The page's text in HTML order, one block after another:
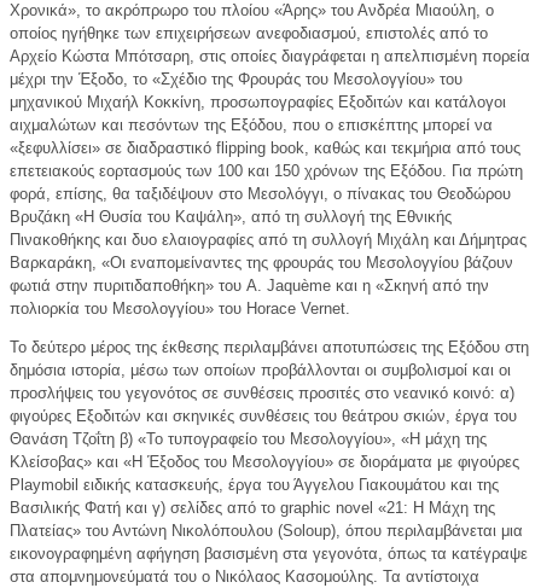
Χρονικά», το ακρόπρωρο του πλοίου «Άρης» του Ανδρέα Μιαούλη, ο
οποίος ηγήθηκε των επιχειρήσεων ανεφοδιασμού, επιστολές από το
Αρχείο Κώστα Μπότσαρη, στις οποίες διαγράφεται η απελπισμένη πορεία
μέχρι την Έξοδο, το «Σχέδιο της Φρουράς του Μεσολογγίου» του
μηχανικού Μιχαήλ Κοκκίνη, προσωπογραφίες Εξοδιτών και κατάλογοι
αιχμαλώτων και πεσόντων της Εξόδου, που ο επισκέπτης μπορεί να
«ξεφυλλίσει» σε διαδραστικό flipping book, καθώς και τεκμήρια από τους
επετειακούς εορτασμούς των 100 και 150 χρόνων της Εξόδου. Για πρώτη
φορά, επίσης, θα ταξιδέψουν στο Μεσολόγγι, ο πίνακας του Θεοδώρου
Βρυζάκη «Η Θυσία του Καψάλη», από τη συλλογή της Εθνικής
Πινακοθήκης και δυο ελαιογραφίες από τη συλλογή Μιχάλη και Δήμητρας
Βαρκαράκη, «Οι εναπομείναντες της φρουράς του Μεσολογγίου βάζουν
φωτιά στην πυριτιδαποθήκη» του A. Jaquème και η «Σκηνή από την
πολιορκία του Μεσολογγίου» του Horace Vernet.
Το δεύτερο μέρος της έκθεσης περιλαμβάνει αποτυπώσεις της Εξόδου στη
δημόσια ιστορία, μέσω των οποίων προβάλλονται οι συμβολισμοί και οι
προσλήψεις του γεγονότος σε συνθέσεις προσιτές στο νεανικό κοινό: α)
φιγούρες Εξοδιτών και σκηνικές συνθέσεις του θεάτρου σκιών, έργα του
Θανάση Τζοΐτη β) «Το τυπογραφείο του Μεσολογγίου», «Η μάχη της
Κλείσοβας» και «Η Έξοδος του Μεσολογγίου» σε διοράματα με φιγούρες
Playmobil ειδικής κατασκευής, έργα του Άγγελου Γιακουμάτου και της
Βασιλικής Φατή και γ) σελίδες από το graphic novel «21: Η Μάχη της
Πλατείας» του Αντώνη Νικολόπουλου (Soloup), όπου περιλαμβάνεται μια
εικονογραφημένη αφήγηση βασισμένη στα γεγονότα, όπως τα κατέγραψε
στα απομνημονεύματά του ο Νικόλαος Κασομούλης. Τα αντίστοιχα